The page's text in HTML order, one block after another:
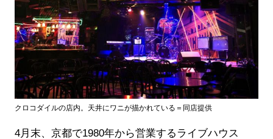
クロコダイルの店内。天井にワニが描かれている＝同店提供
4月末、京都で1980年から営業するライブハウス